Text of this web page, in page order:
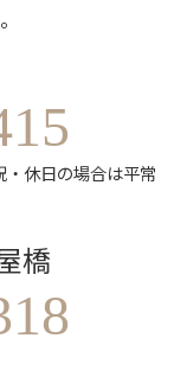
休日の場合は平常
橋